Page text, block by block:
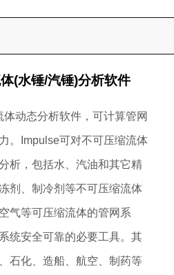
(水锤/汽锤)分析软件
体动态分析软件，可计算管网
。Impulse可对不可压缩流体
析，包括水、汽油和其它精
剂、制冷剂等不可压缩流体
气等可压缩流体的管网系
统安全可靠的必要工具。其
石化、造船、航空、制药等